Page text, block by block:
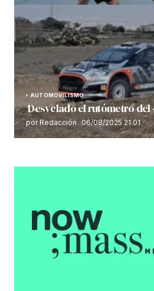
AUTOMOVILISMO
Desvelado el rutómetro del
por Redacción 06/08/2025 21:01